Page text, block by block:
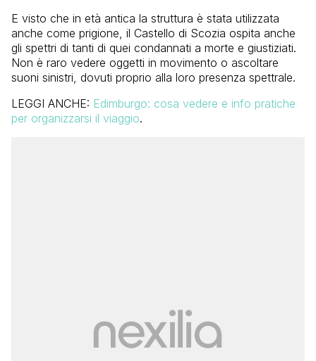
E visto che in età antica la struttura è stata utilizzata
anche come prigione, il Castello di Scozia ospita anche
gli spettri di tanti di quei condannati a morte e giustiziati.
Non è raro vedere oggetti in movimento o ascoltare
suoni sinistri, dovuti proprio alla loro presenza spettrale.
LEGGI ANCHE: Edimburgo: cosa vedere e info pratiche
per organizzarsi il viaggio.